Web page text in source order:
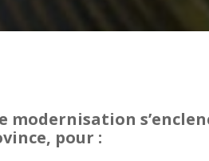
modernisation
pour :